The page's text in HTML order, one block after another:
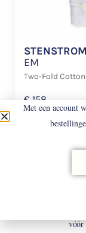
EM
Two-Fold
€ 158
vóór
Met een account